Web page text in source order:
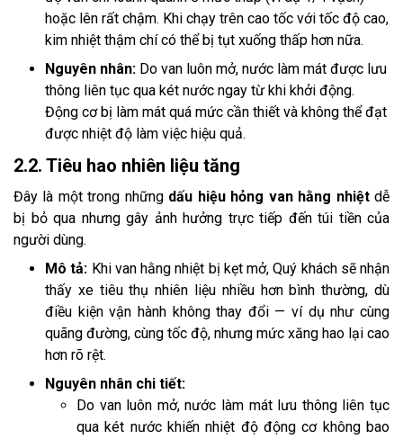
hoặc lên rất chậm. Khi chạy trên cao tốc với tốc độ cao,
kim nhiệt thậm chí có thể bị tụt xuống thấp hơn nữa.
Nguyên nhân: Do van luôn mở, nước làm mát được lưu
thông liên tục qua két nước ngay từ khi khởi động.
Động cơ bị làm mát quá mức cần thiết và không thể đạt
được nhiệt độ làm việc hiệu quả.
2.2. Tiêu hao nhiên liệu tăng
Đây là một trong những dấu hiệu hỏng van hằng nhiệtdễ
bị bỏ qua nhưng gây ảnh hưởng trực tiếp đến túi tiền của
người dùng.
Mô tả: Khi van hằng nhiệt bị kẹt mở, Quý khách sẽ nhận
thấy xe tiêu thụ nhiên liệu nhiều hơn bình thường, dù
điều kiện vận hành không thay đổi — ví dụ như cùng
quãng đường, cùng tốc độ, nhưng mức xăng hao lại cao
hơn rõ rệt.
Nguyên nhân chi tiết:
Do van luôn mở, nước làm mát lưu thông liên tục
qua két nước khiến nhiệt độ động cơ không bao